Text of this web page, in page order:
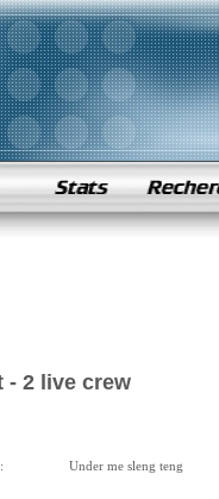
- 2 live crew
Under me sleng teng